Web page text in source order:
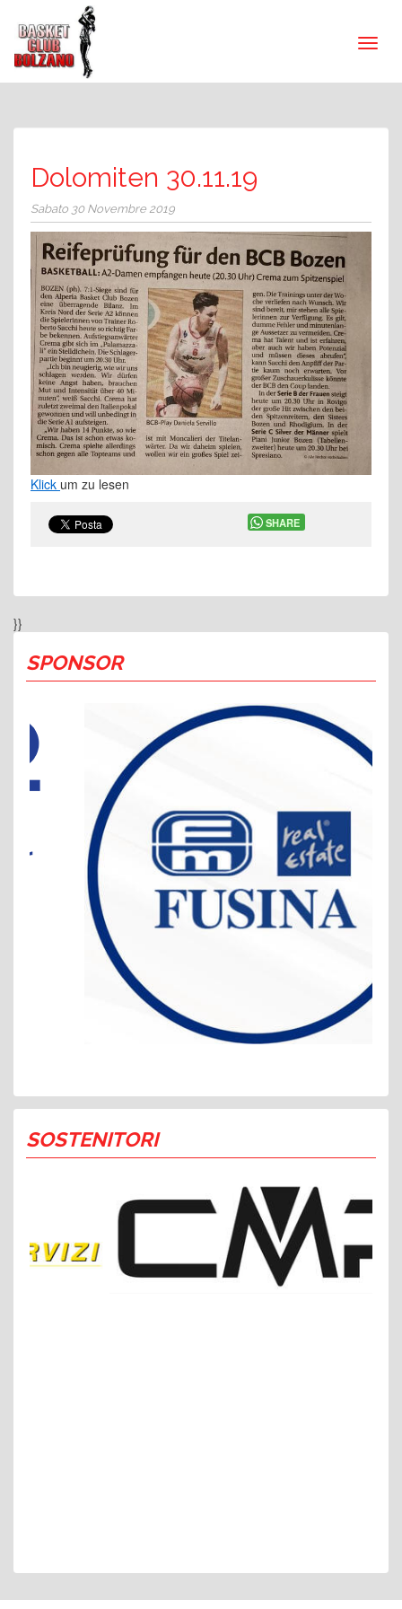
}}
SPONSOR
SOSTENITORI
Dolomiten 30.11.19
Sabato 30 Novembre 2019
Klick um zu lesen
SHARE